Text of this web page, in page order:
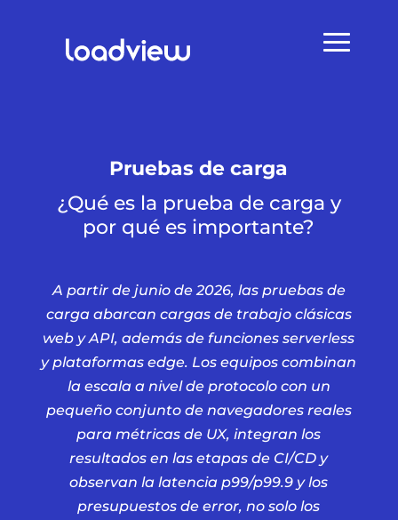
Pruebas de carga
¿Qué es la prueba de carga y
por qué es importante?
A partir de junio de 2026, las pruebas de
carga abarcan cargas de trabajo clásicas
web y API, además de funciones serverless
y plataformas edge. Los equipos combinan
la escala a nivel de protocolo con un
pequeño conjunto de navegadores reales
para métricas de UX, integran los
resultados en las etapas de CI/CD y
observan la latencia p99/p99.9 y los
presupuestos de error, no solo los